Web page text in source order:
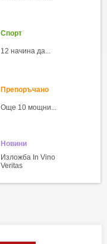
Спорт
12 начина да...
Препоръчано
Още 10 мощни...
Новини
Изложба In Vino
Veritas